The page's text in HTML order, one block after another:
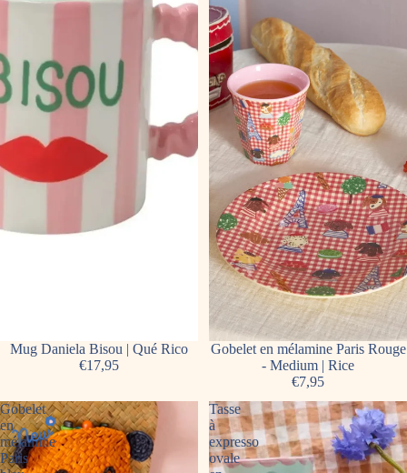
Mug Daniela Bisou | Qué Rico
€17,95
Gobelet en mélamine Paris Rouge
- Medium | Rice
€7,95
Gobelet
en
mélamine
Paris
Tasse
à
expresso
ovale